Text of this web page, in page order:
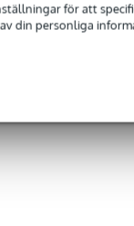
för att
din personliga